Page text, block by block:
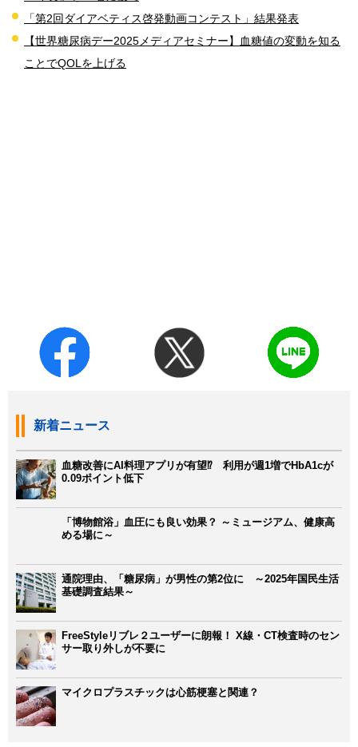
「第2回ダイアベティス啓発動画コンテスト」結果発表
【世界糖尿病デー2025メディアセミナー】血糖値の変動を知る
ことでQOLを上げる
新着ニュース
血糖改善にAI料理アプリが有望⁉ 利用が週1増でHbA1cが
0.09ポイント低下
「博物館浴」血圧にも良い効果？ ～ミュージアム、健康高
める場に～
通院理由、「糖尿病」が男性の第2位に ～2025年国民生活
基礎調査結果～
FreeStyleリブレ２ユーザーに朗報！ X線・CT検査時のセン
サー取り外しが不要に
マイクロプラスチックは心筋梗塞と関連？